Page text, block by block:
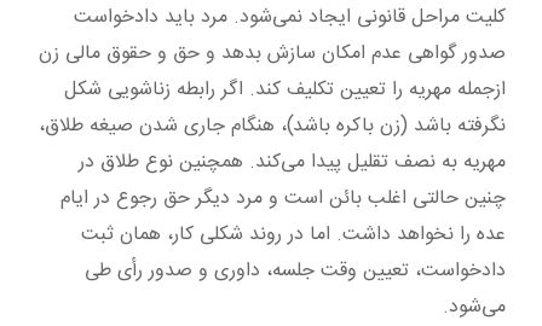
کلیت مراحل قانونی ایجاد نمی‌شود. مرد باید دادخواست
صدور گواهی عدم امکان سازش بدهد و حق و حقوق مالی زن
ازجمله مهریه را تعیین تکلیف کند. اگر رابطه زناشویی شکل
نگرفته باشد (زن باکره باشد)، هنگام جاری شدن صیغه طلاق،
مهریه به نصف تقلیل پیدا می‌کند. همچنین نوع طلاق در
چنین حالتی اغلب بائن است و مرد دیگر حق رجوع در ایام
عده را نخواهد داشت. اما در روند شکلی کار، همان ثبت
دادخواست، تعیین وقت جلسه، داوری و صدور رأی طی
می‌شود.